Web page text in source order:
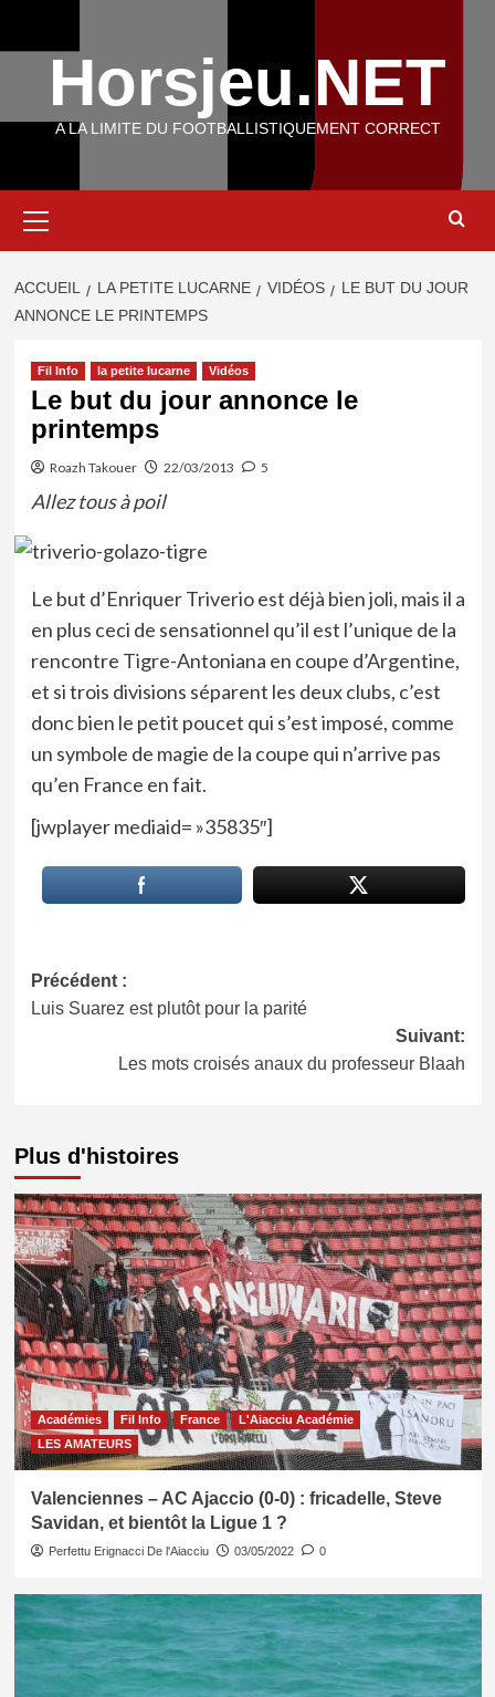
Horsjeu.NET
A LA LIMITE DU FOOTBALLISTIQUEMENT CORRECT
principal
ACCUEIL LA PETITE LUCARNE VIDÉOS
LE BUT DU JOUR
ANNONCE LE PRINTEMPS
Fil Info la petite lucarne Vidéos
Le but du jour annonce le
printemps
Roazh Takouer 22/03/2013 5
Allez tous à poil
Le but d’Enriquer Triverio est déjà bien joli, mais il a
en plus ceci de sensationnel qu’il est l’unique de la
rencontre Tigre-Antoniana en coupe d’Argentine,
et si trois divisions séparent les deux clubs, c’est
donc bien le petit poucet qui s’est imposé, comme
un symbole de magie de la coupe qui n’arrive pas
qu’en France en fait.
[jwplayer mediaid= »35835″]
Navigation
d’article
Précédent :
Luis Suarez est plutôt pour la parité
Suivant:
Les mots croisés anaux du professeur Blaah
Plus d'histoires
Académies Fil Info France
L'Aiacciu Académie
LES AMATEURS
Valenciennes – AC Ajaccio (0-0) : fricadelle, Steve
Savidan, et bientôt la Ligue 1 ?
Perfettu Erignacci De l'Aiacciu 03/05/2022 0